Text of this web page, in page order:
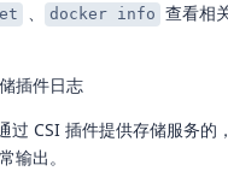
、 docker info 查看相
插件日志
过 CSI 插件提供存储服务的
输出。